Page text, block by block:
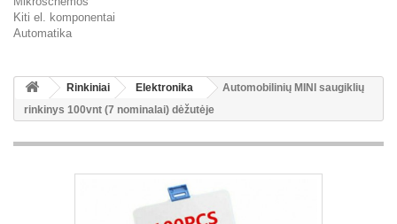
Kiti el. komponentai
Automatika
Rinkiniai Elektronika
Automobilinių MINI saugiklių
rinkinys 100vnt (7 nominalai) dėžutėje